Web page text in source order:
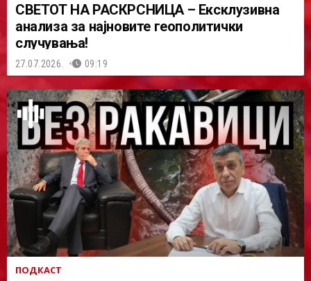
СВЕТОТ НА РАСКРСНИЦА – Ексклузивна
анализа за најновите геополитички
случувања!
27.07.2026. 09:19
ПОДКАСТ